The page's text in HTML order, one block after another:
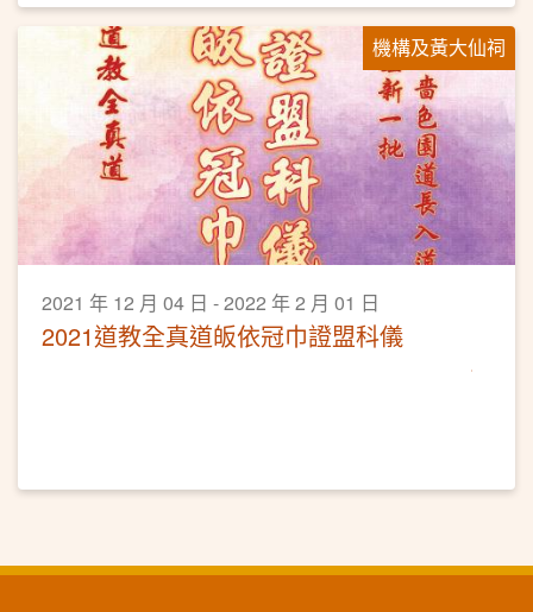
自身「本命星燈」，祈求平安順遂、元辰護佑、星光主
照、福德無量。
機構及黃大仙祠
2021 年 12 月 04 日 - 2022 年 2 月 01 日
2021道教全真道皈依冠巾證盟科儀